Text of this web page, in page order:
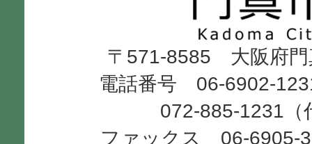
Kadoma
City
〒571-8585 大阪府門
電話番号 06-6902-
072-885-1231（
ファックス 06-6905-